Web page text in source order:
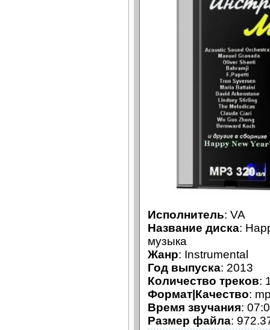
Исполнитель: VA
Название диска:
музыка
Жанр: Instrumental
Год выпуска: 2013
Количество треков:
Формат|Качество:
Время звучания:
Размер файла: